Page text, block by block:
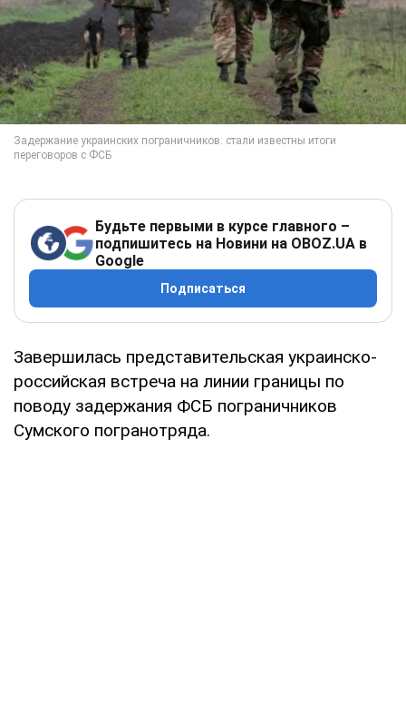
Будьте первыми в курсе главного –
подпишитесь на Новини на OBOZ.UA в
Google
Подписаться
Завершилась представительская украинско-
российская встреча на линии границы по
поводу задержания ФСБ пограничников
Сумского погранотряда.